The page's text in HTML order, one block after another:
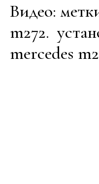
Видео:
m272.
mercedes